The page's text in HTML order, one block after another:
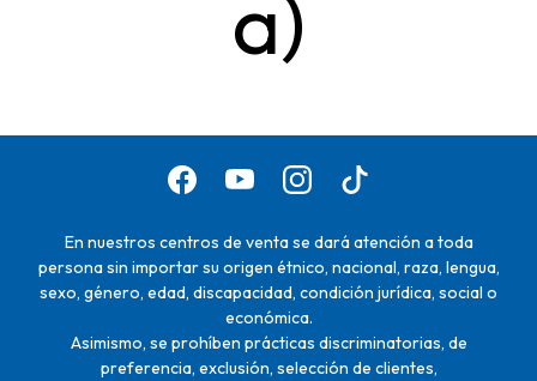
a)
En nuestros centros de venta se dará atención a toda
persona sin importar su origen étnico, nacional, raza, lengua,
sexo, género, edad, discapacidad, condición jurídica, social o
económica.
Asimismo, se prohíben prácticas discriminatorias, de
preferencia, exclusión, selección de clientes,